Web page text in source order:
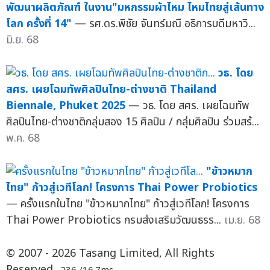
พัฒนาผลิตภัณฑ์ ในงาน"มหกรรมผ้าไหม ไหมไทยสู่เส้นทาง
โลก ครั้งที่ 14" — รศ.ดร.พิชัย จันทร์มณี อธิการบดีมหาวิ...
มิ.ย. 68
วธ. โดย
สศร. เผยโฉมทัพศิลปินไทย-ต่างชาติ Thailand
Biennale, Phuket 2025 — วธ. โดย สศร. เผยโฉมทัพ
ศิลปินไทย-ต่างชาติกลุ่มสอง 15 ศิลปิน / กลุ่มศิลปิน ร่วมสร้...
พ.ค. 68
"ข้าวหมาก
ไทย" ก้าวสู่เวทีโลก! โครงการ Thai Power Probiotics
— ครั้งแรกในไทย "ข้าวหมากไทย" ก้าวสู่เวทีโลก! โครงการ
Thai Power Probiotics กรมส่งเสริมวัฒนธรร... เม.ย. 68
© 2007 - 2026 Tasang Limited, All Rights